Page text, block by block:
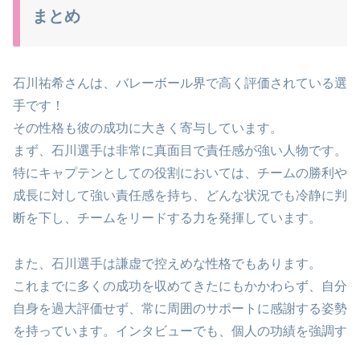
まとめ
石川祐希さんは、バレーボール界で高く評価されている選
手です！
その性格も彼の成功に大きく寄与しています。
まず、石川選手は非常に真面目で責任感が強い人物です。
特にキャプテンとしての役割においては、チームの勝利や
成長に対して強い責任感を持ち、どんな状況でも冷静に判
断を下し、チームをリードする力を発揮しています。
また、石川選手は謙虚で控えめな性格でもあります。
これまでに多くの成功を収めてきたにもかかわらず、自分
自身を過大評価せず、常に周囲のサポートに感謝する姿勢
を持っています。インタビューでも、個人の功績を強調す